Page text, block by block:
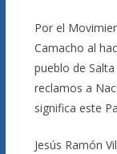
Por el
Camacho al
pueblo de
reclamos a
significa este
Jesús Ramón